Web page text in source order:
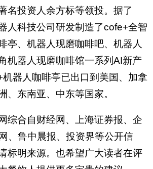
名投资人余方标等领投。据了
人科技公司研发制造了cofe+全智
亭、机器人现磨咖啡吧、机器人
机器人现磨咖啡馆一系列AI新产
器人咖啡亭已出口到美国、加拿
、东南亚、中东等国家。
综合自财经网、上海证券报、企
、鲁中晨报、投资界等公开信
标明来源。也希望广大读者在评